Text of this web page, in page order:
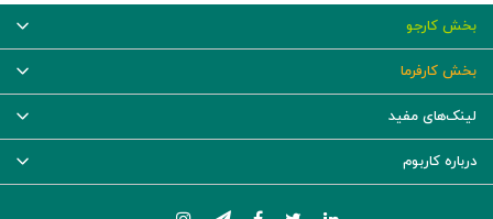
بخش کارجو
بخش کارفرما
لینک‌های مفید
درباره کاربوم